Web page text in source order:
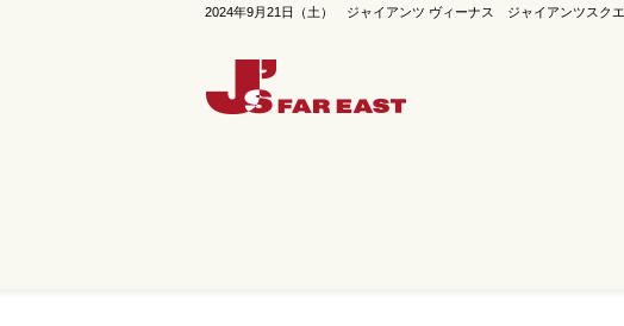
2024年9月21日（土） ジャイアンツ ヴィーナス ジャイアンツスク